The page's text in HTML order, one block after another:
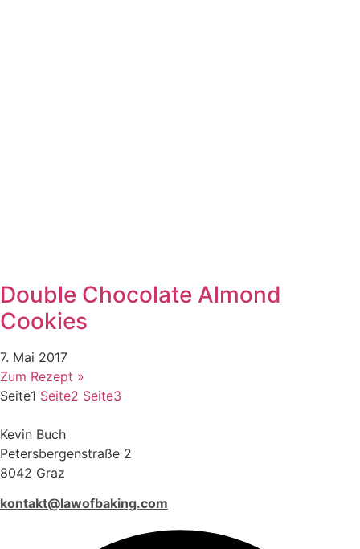
Double Chocolate Almond
Cookies
7. Mai 2017
Zum Rezept »
Seite1 Seite2 Seite3
Kevin Buch
Petersbergenstraße 2
8042 Graz
kontakt@lawofbaking.com